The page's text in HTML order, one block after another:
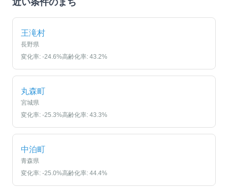
近い条件のまち
王滝村
長野県
変化率: -24.6%高齢化率: 43.2%
丸森町
宮城県
変化率: -25.3%高齢化率: 43.3%
中泊町
青森県
変化率: -25.0%高齢化率: 44.4%